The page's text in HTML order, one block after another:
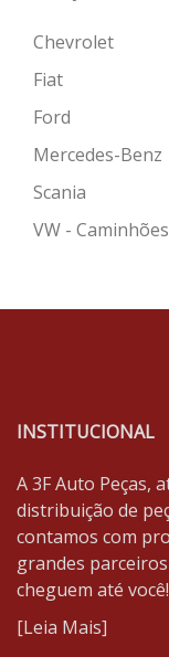
Chevrolet
Fiat
Ford
Mercedes-Benz
Scania
VW - Caminhões
INSTITUCIONAL
A 3F Auto Peças,
distribuição de
contamos com
grandes
cheguem até você!
[Leia Mais]